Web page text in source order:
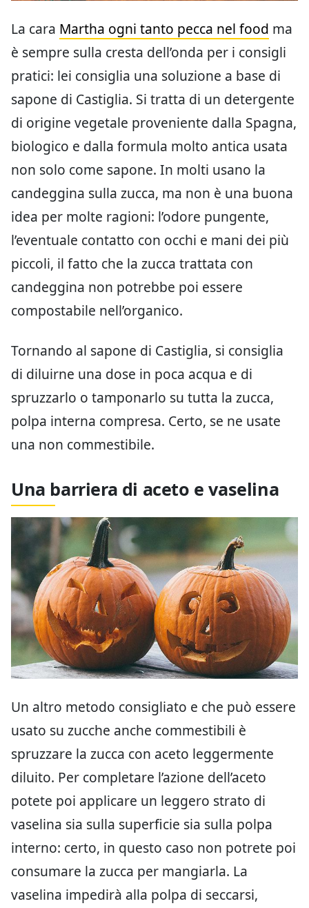
La cara Martha ogni tanto pecca nel food ma
è sempre sulla cresta dell’onda per i consigli
pratici: lei consiglia una soluzione a base di
sapone di Castiglia. Si tratta di un detergente
di origine vegetale proveniente dalla Spagna,
biologico e dalla formula molto antica usata
non solo come sapone. In molti usano la
candeggina sulla zucca, ma non è una buona
idea per molte ragioni: l’odore pungente,
l’eventuale contatto con occhi e mani dei più
piccoli, il fatto che la zucca trattata con
candeggina non potrebbe poi essere
compostabile nell’organico.
Tornando al sapone di Castiglia, si consiglia
di diluirne una dose in poca acqua e di
spruzzarlo o tamponarlo su tutta la zucca,
polpa interna compresa. Certo, se ne usate
una non commestibile.
Una barriera di aceto e vaselina
Un altro metodo consigliato e che può essere
usato su zucche anche commestibili è
spruzzare la zucca con aceto leggermente
diluito. Per completare l’azione dell’aceto
potete poi applicare un leggero strato di
vaselina sia sulla superficie sia sulla polpa
interno: certo, in questo caso non potrete poi
consumare la zucca per mangiarla. La
vaselina impedirà alla polpa di seccarsi,